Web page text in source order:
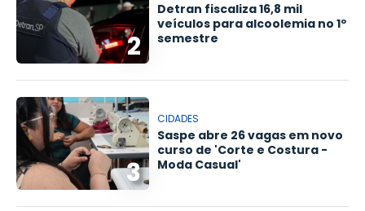
2
Detran fiscaliza 16,8 mil
veículos para alcoolemia no 1º
semestre
3
CIDADES
Saspe abre 26 vagas em novo
curso de 'Corte e Costura -
Moda Casual'